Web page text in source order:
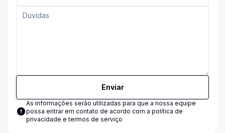
Enviar
As informações serão utilizadas para que a nossa equipe
possa entrar em contato de acordo com a política de
privacidade e termos de serviço